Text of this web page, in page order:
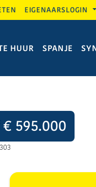
EIGENAARSLOGIN
HUUR SPANJE
595.000